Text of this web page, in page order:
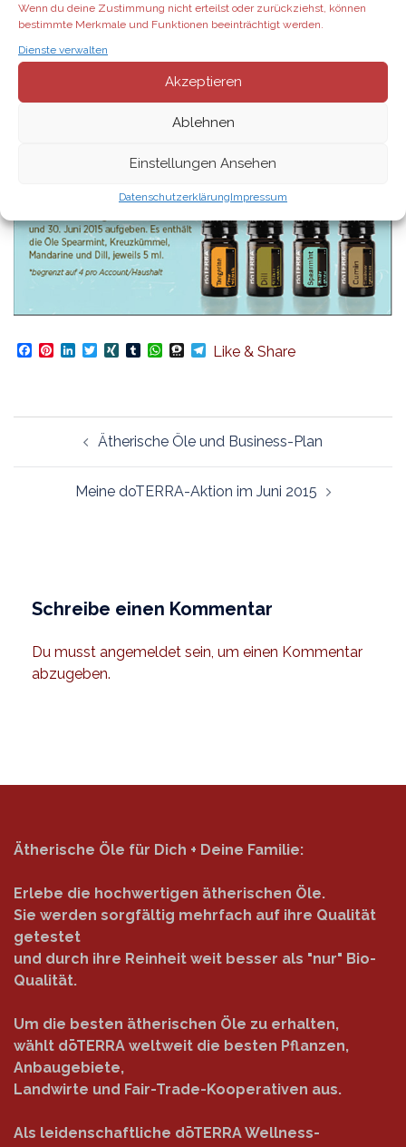
Wenn du deine Zustimmung nicht erteilst oder zurückziehst, können
bestimmte Merkmale und Funktionen beeinträchtigt werden.
Dienste verwalten
Akzeptieren
Ablehnen
Einstellungen Ansehen
DatenschutzerklärungImpressum
Facebook
Pinterest
LinkedIn
TwitterXINGTumblrWhatsApp
Threema
Telegram
Like & Share
Beitragsnavigation
Ätherische Öle und Business-Plan
Meine doTERRA-Aktion im Juni 2015
Schreibe einen Kommentar
Du musst angemeldet sein, um einen Kommentar
abzugeben.
Ätherische Öle für Dich + Deine Familie:
Erlebe die hochwertigen ätherischen Öle.
Sie werden sorgfältig mehrfach auf ihre Qualität
getestet
und durch ihre Reinheit weit besser als "nur" Bio-
Qualität.
Um die besten ätherischen Öle zu erhalten,
wählt dōTERRA weltweit die besten Pflanzen,
Anbaugebiete,
Landwirte und Fair-Trade-Kooperativen aus.
Als leidenschaftliche dōTERRA Wellness-